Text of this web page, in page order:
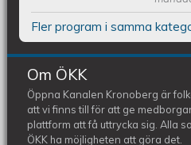
Fler program i samma
Om ÖKK
Öppna Kanalen Kronoberg är
att vi finns till för att ge
plattform att få uttrycka sig. Alla
ÖKK ha möjligheten att göra det.